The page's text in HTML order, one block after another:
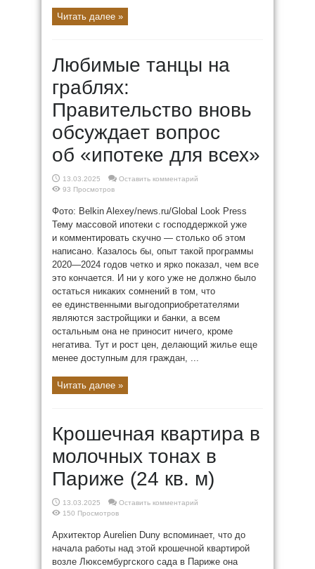
Читать далее »
Любимые танцы на
граблях:
Правительство вновь
обсуждает вопрос
об «ипотеке для всех»
13.03.2025
Оставить комментарий
93 Просмотров
Фото: Belkin Alexey/news.ru/Global Look Press
Тему массовой ипотеки с господдержкой уже
и комментировать скучно — столько об этом
написано. Казалось бы, опыт такой программы
2020—2024 годов четко и ярко показал, чем все
это кончается. И ни у кого уже не должно было
остаться никаких сомнений в том, что
ее единственными выгодоприобретателями
являются застройщики и банки, а всем
остальным она не приносит ничего, кроме
негатива. Тут и рост цен, делающий жилье еще
менее доступным для граждан, ...
Читать далее »
Крошечная квартира в
молочных тонах в
Париже (24 кв. м)
13.03.2025
Оставить комментарий
150 Просмотров
Архитектор Aurelien Duny вспоминает, что до
начала работы над этой крошечной квартирой
возле Люксембургского сада в Париже она